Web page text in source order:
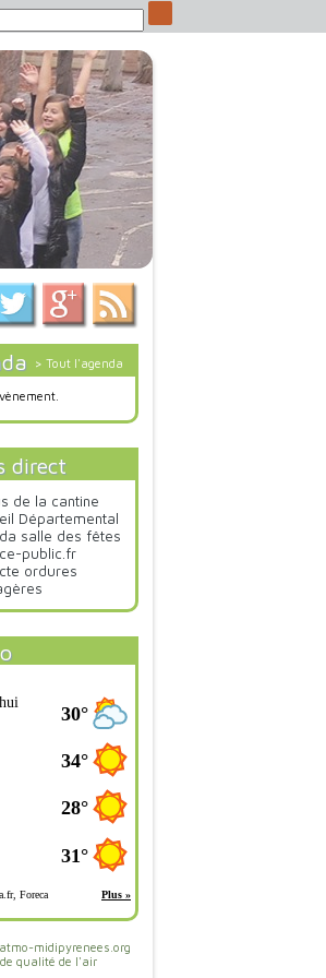
> Tout l'agenda
direct
de la cantine
Départemental
salle des fêtes
public.fr
ordures